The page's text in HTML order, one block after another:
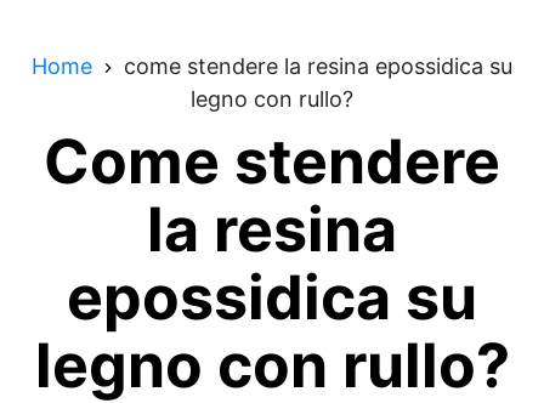
Home
come stendere la resina epossidica su
legno con rullo?
Come stendere
la resina
epossidica su
legno con rullo?